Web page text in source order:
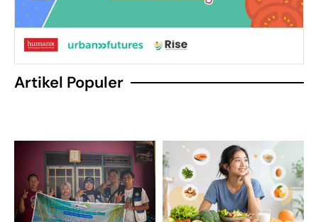
Artikel Populer